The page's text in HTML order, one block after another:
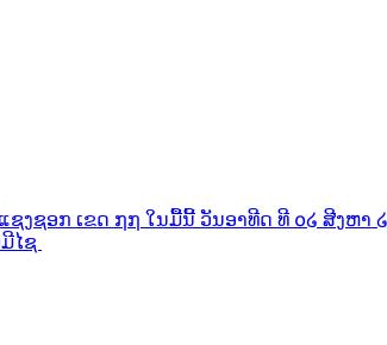
ຊງຊອກ ເຂດ ໗໗ ໃນມື້ນີ້ ວັນອາທີດ ທີ ໐໒ ສີງຫາ
ໄຊ